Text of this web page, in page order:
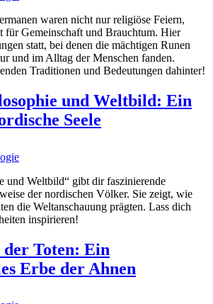
waren nicht nur religiöse Feiern,
für Gemeinschaft und Brauchtum. Hier
statt, bei denen die mächtigen Runen
und im Alltag der Menschen fanden.
Traditionen und Bedeutungen dahinter!
und Weltbild: Ein
Seele
und Weltbild“ gibt dir faszinierende
der nordischen Völker. Sie zeigt, wie
die Weltanschauung prägten. Lass dich
inspirieren!
der Toten: Ein
Erbe der Ahnen